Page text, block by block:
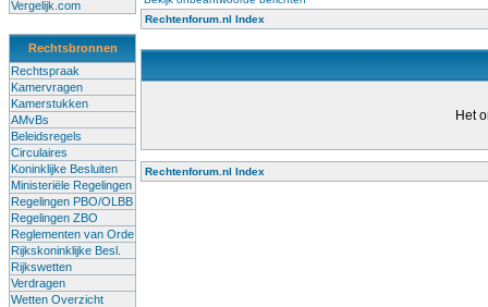
Vergelijk.com
Rechtsbronnen
Rechtspraak
Kamervragen
Kamerstukken
AMvBs
Beleidsregels
Circulaires
Koninklijke Besluiten
Ministeriële Regelingen
Regelingen PBO/OLBB
Regelingen ZBO
Reglementen van Orde
Rijkskoninklijke Besl.
Rijkswetten
Verdragen
Wetten Overzicht
Rechtenforum.nl Index
Het
Rechtenforum.nl Index